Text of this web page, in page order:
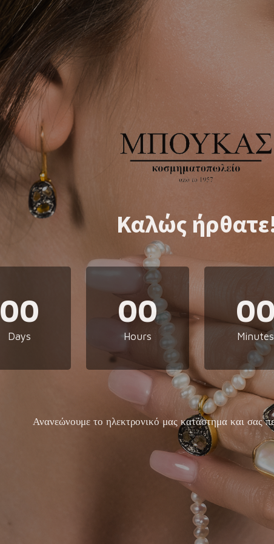
Καλώς
00
Days
00
Hours
00
Minutes
Ανανεώνουμε το ηλεκτρονικό μας κατάστημα και σας